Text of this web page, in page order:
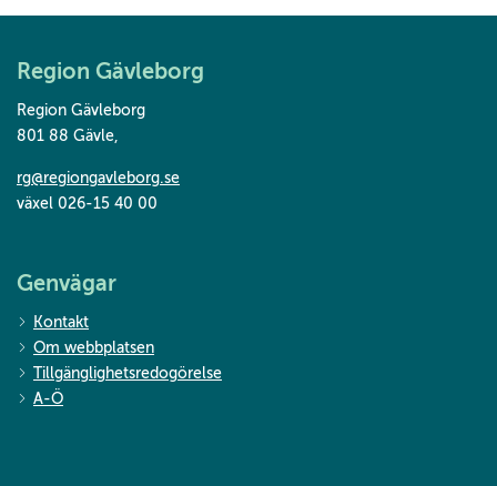
Region Gävleborg
Region Gävleborg
801 88 Gävle,
rg@regiongavleborg.se
växel 026-15 40 00
Genvägar
Kontakt
Om webbplatsen
Tillgänglighetsredogörelse
A-Ö